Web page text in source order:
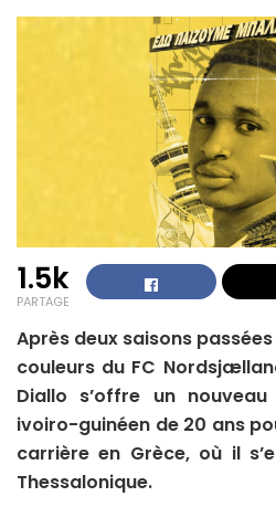
1.5k
PARTAGE
Après deux saisons
couleurs du FC
Diallo s’offre un
ivoiro-guinéen de 20 ans
carrière en Grèce, où il
Thessalonique.